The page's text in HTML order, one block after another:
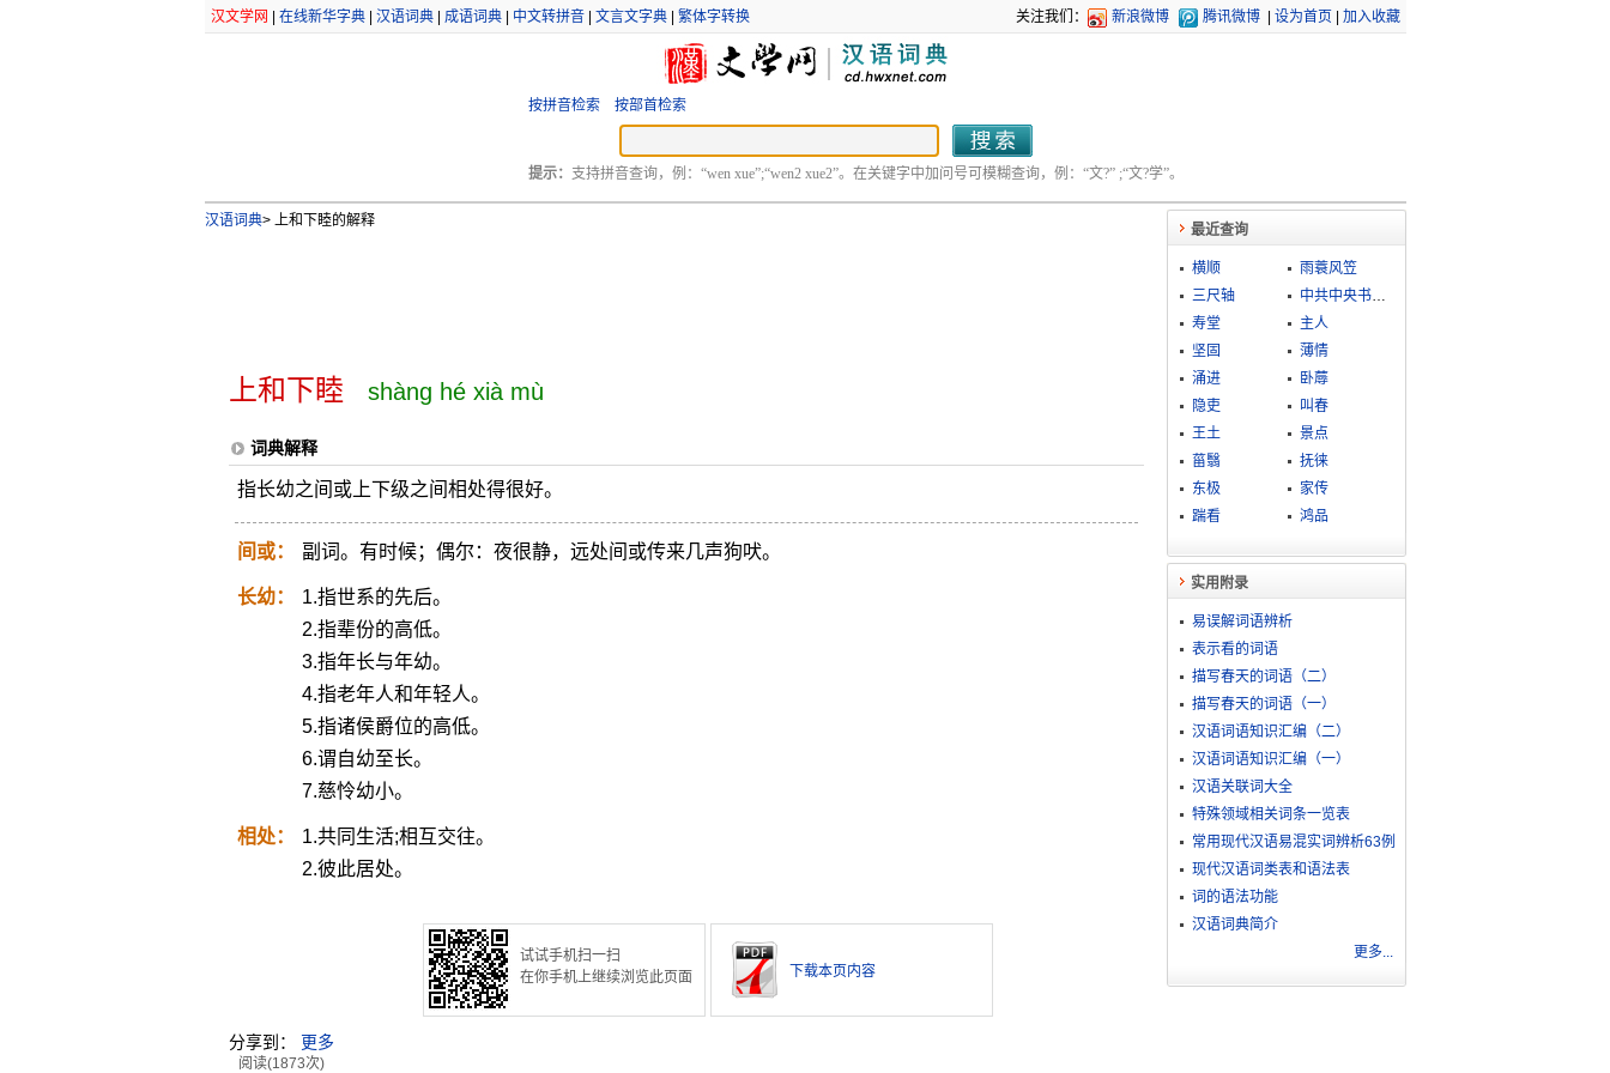
汉文学网 在线新华字典| 汉语词典| 成语词典| 中文转拼音| 文言文字典| 繁体字转换 关注我们： 新浪微博 腾讯微博 设为首页 加入收藏
按拼音检索 按部首检索
提示： 支持拼音查询，例：“wen xue”;“wen2 xue2”。在关键字中加问号可模糊查询，例：“文?” ;“文?学”。
汉语词典>上和下睦的解释
上和下睦 shàng hé xià mù
词典解释
指长幼之间或上下级之间相处得很好。
间或： 副词。有时候；偶尔：夜很静，远处间或传来几声狗吠。
长幼：
1.指世系的先后。
2.指辈份的高低。
3.指年长与年幼。
4.指老年人和年轻人。
5.指诸侯爵位的高低。
6.谓自幼至长。
7.慈怜幼小。
相处：
1.共同生活;相互交往。
2.彼此居处。
试试手机扫一扫
在你手机上继续浏览此页面
下载本页内容
分享到： 更多
阅读(1873次)
最近查询
横顺
雨蓑风笠
三尺轴
中共中央书记处
寿堂
主人
坚固
薄情
涌进
卧蓐
隐吏
叫春
王土
景点
菑翳
抚徕
东极
家传
踹看
鸿品
实用附录
易误解词语辨析
表示看的词语
描写春天的词语（二）
描写春天的词语（一）
汉语词语知识汇编（二）
汉语词语知识汇编（一）
汉语关联词大全
特殊领域相关词条一览表
常用现代汉语易混实词辨析63例
现代汉语词类表和语法表
词的语法功能
汉语词典简介
更多...